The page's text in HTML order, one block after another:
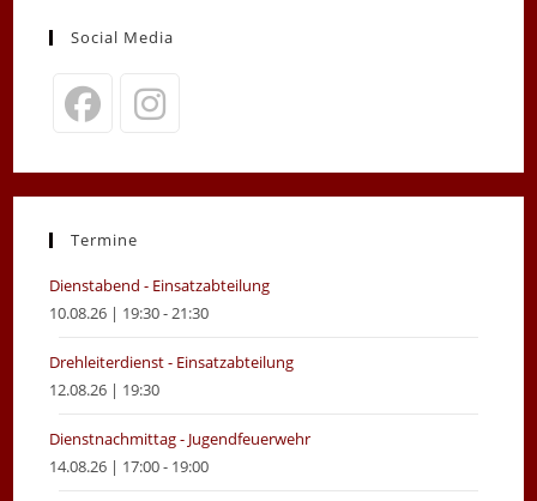
Social Media
in
new
in
new
Termine
Dienstabend - Einsatzabteilung
10.08.26 | 19:30 - 21:30
Drehleiterdienst - Einsatzabteilung
12.08.26 | 19:30
Dienstnachmittag - Jugendfeuerwehr
14.08.26 | 17:00 - 19:00